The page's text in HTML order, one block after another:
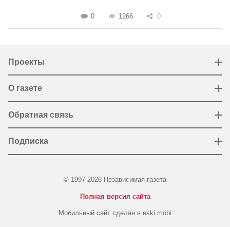
0 1266 0
Проекты
О газете
Обратная связь
Подписка
© 1997-2026 Независимая газета
Полная версия сайта
Мобильный сайт сделан в eski.mobi